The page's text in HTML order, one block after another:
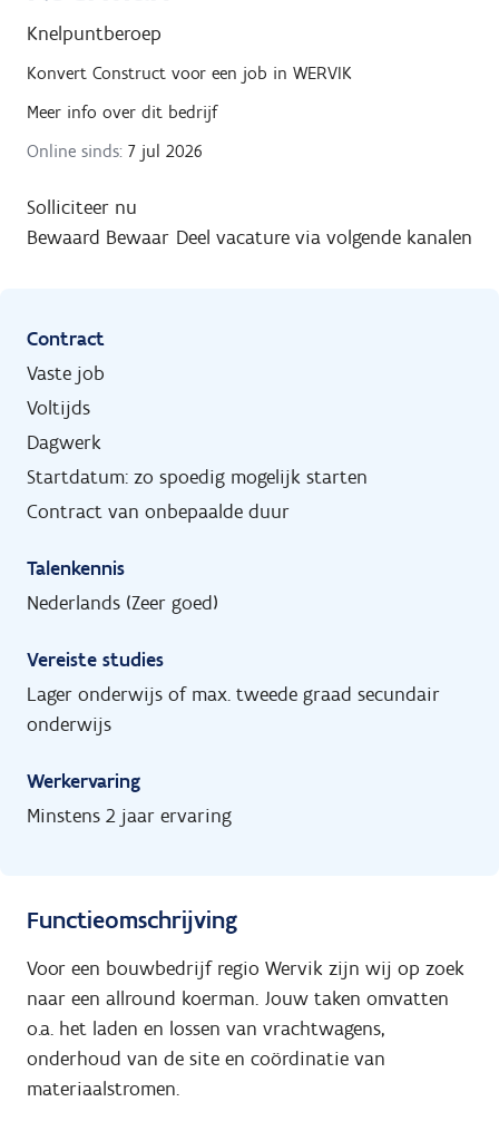
Knelpuntberoep
Konvert Construct voor een job in WERVIK
Meer info over dit bedrijf
Online sinds: 7 jul 2026
Solliciteer nu
Bewaard Bewaar Deel vacature via volgende kanalen
Contract
Vaste job
Voltijds
Dagwerk
Startdatum: zo spoedig mogelijk starten
Contract van onbepaalde duur
Talenkennis
Nederlands (Zeer goed)
Vereiste studies
Lager onderwijs of max. tweede graad secundair
onderwijs
Werkervaring
Minstens 2 jaar ervaring
Functieomschrijving
Voor een bouwbedrijf regio Wervik zijn wij op zoek
naar een allround koerman. Jouw taken omvatten
o.a. het laden en lossen van vrachtwagens,
onderhoud van de site en coördinatie van
materiaalstromen.